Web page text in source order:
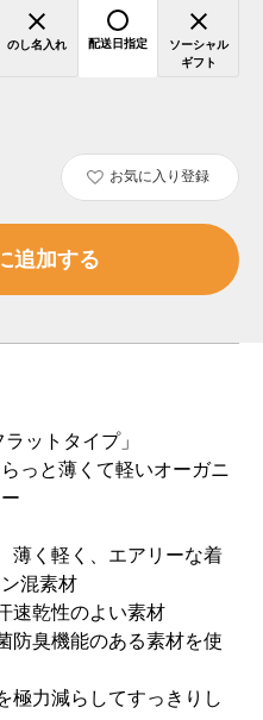
のし名入れ 配送日指定
ソーシャル
ギフト
お気に入り登録
ットタイプ」
っと薄くて軽いオーガニ
く軽く、エアリーな着
混素材
速乾性のよい素材
臭機能のある素材を使
力減らしてすっきりし